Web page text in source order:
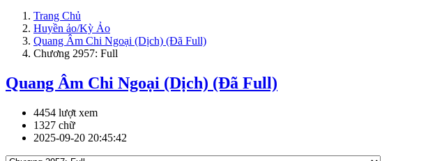
Trang Chủ
Huyền ảo/Kỳ Ảo
Quang Âm Chi Ngoại (Dịch) (Đã Full)
Chương 2957: Full
Quang Âm Chi Ngoại (Dịch) (Đã Full)
4454 lượt xem
1327 chữ
2025-09-20 20:45:42